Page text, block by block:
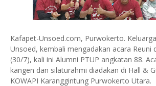
Kafapet-Unsoed.com, Purwokerto.
Unsoed, kembali mengadakan acara Reuni
(30/7), kali ini Alumni PTUP angkatan 88.
kangen dan silaturahmi diadakan di Hall &
KOWAPI Karanggintung Purwokerto Utara.